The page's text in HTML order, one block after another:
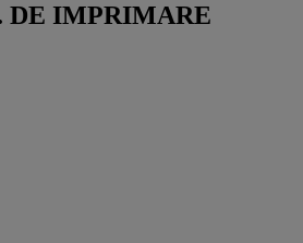
DE IMPRIMARE